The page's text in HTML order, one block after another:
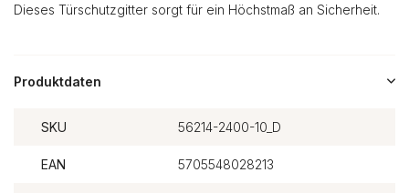
Dieses Türschutzgitter sorgt für ein Höchstmaß an Sicherheit.
Produktdaten
SKU 56214-2400-10_D
EAN 5705548028213